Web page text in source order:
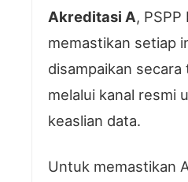
Akreditasi A,
memastikan setiap
disampaikan secara
melalui kanal resmi
keaslian data.
Untuk memastikan